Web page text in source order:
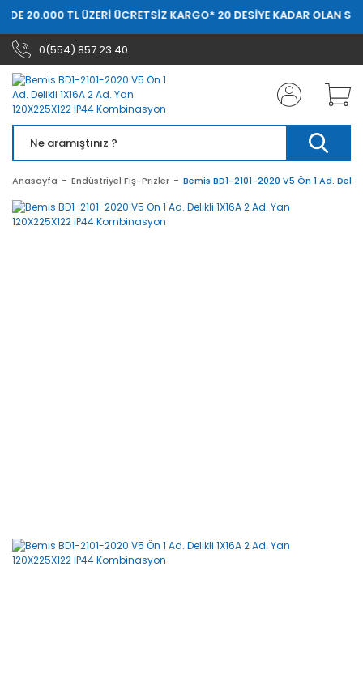
20.000 TL ÜZERİ ÜCRETSİZ KARGO* 20 DESİYE KADAR OLAN
0(554) 857 23 40
Anasayfa Endüstriyel Fiş-Prizler Bemis BD1-2101-2020 V5 Ön 1 Ad.